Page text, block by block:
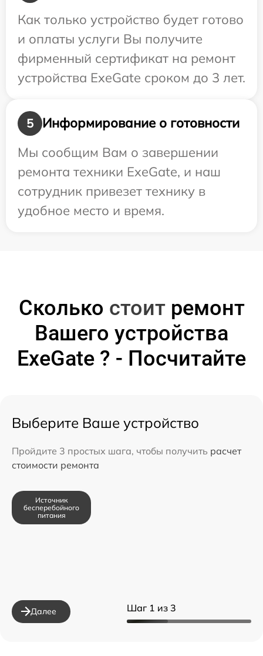
Как только устройство будет готово
и оплаты услуги Вы получите
фирменный сертификат на ремонт
устройства ExeGate сроком до 3 лет.
5
Информирование о готовности
Мы сообщим Вам о завершении
ремонта техники ExeGate, и наш
сотрудник привезет технику в
удобное место и время.
Сколько стоитремонт
Вашего устройства
ExeGate ? - Посчитайте
Шаг 1 из 3
Выберите Ваше устройство
Пройдите 3 простых шага, чтобы получить расчет
стоимости ремонта
Источник
бесперебойного
питания
Далее